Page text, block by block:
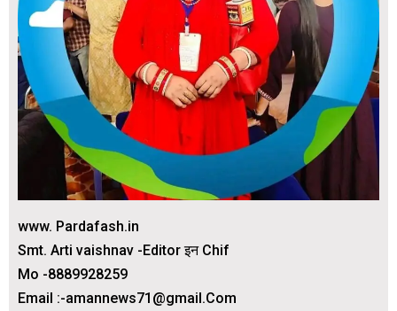
www. Pardafash.in
Smt. Arti vaishnav -Editor इन Chif
Mo -8889928259
Email :-amannews71@gmail.Com